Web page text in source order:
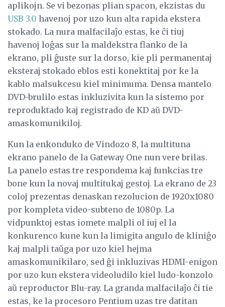
aplikojn. Se vi bezonas plian spacon, ekzistas du
USB 3.0 havenoj por uzo kun alta rapida ekstera
stokado. La nura malfacilaĵo estas, ke ĉi tiuj
havenoj loĝas sur la maldekstra flanko de la
ekrano, pli ĝuste sur la dorso, kie pli permanentaj
eksteraj stokado eblos esti konektitaj por ke la
kablo malsukcesu kiel minimuma. Densa mantelo
DVD-brulilo estas inkluzivita kun la sistemo por
reproduktado kaj registrado de KD aŭ DVD-
amaskomunikiloj.
Kun la enkonduko de Vindozo 8, la multituna
ekrano panelo de la Gateway One nun vere brilas.
La panelo estas tre respondema kaj funkcias tre
bone kun la novaj multitukaj gestoj. La ekrano de 23
coloj prezentas denaskan rezolucion de 1920x1080
por kompleta video-subteno de 1080p. La
vidpunktoj estas iomete malpli ol iuj el la
konkurenco kune kun la limigita angulo de kliniĝo
kaj malpli taŭga por uzo kiel hejma
amaskomunikilaro, sed ĝi inkluzivas HDMI-enigon
por uzo kun ekstera videoludilo kiel ludo-konzolo
aŭ reproductor Blu-ray. La granda malfacilaĵo ĉi tie
estas, ke la procesoro Pentium uzas tre datitan